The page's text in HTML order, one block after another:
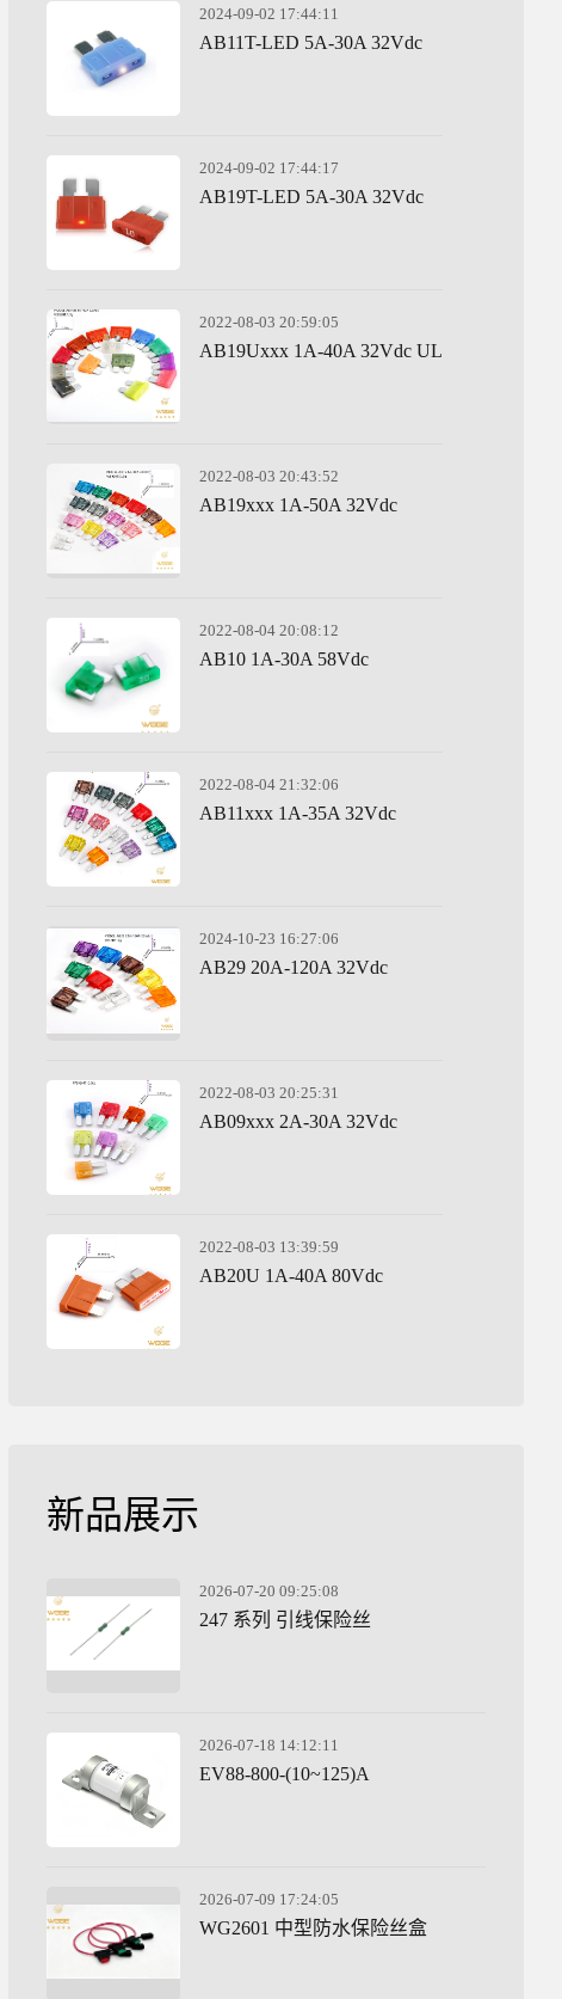
2024-09-02 17:44:11
AB11T-LED 5A-30A 32Vdc
2024-09-02 17:44:17
AB19T-LED 5A-30A 32Vdc
2022-08-03 20:59:05
AB19Uxxx 1A-40A 32Vdc UL
2022-08-03 20:43:52
AB19xxx 1A-50A 32Vdc
2022-08-04 20:08:12
AB10 1A-30A 58Vdc
2022-08-04 21:32:06
AB11xxx 1A-35A 32Vdc
2024-10-23 16:27:06
AB29 20A-120A 32Vdc
2022-08-03 20:25:31
AB09xxx 2A-30A 32Vdc
2022-08-03 13:39:59
AB20U 1A-40A 80Vdc
新品展示
2026-07-20 09:25:08
247 系列 引线保险丝
2026-07-18 14:12:11
EV88-800-(10~125)A
2026-07-09 17:24:05
WG2601 中型防水保险丝盒